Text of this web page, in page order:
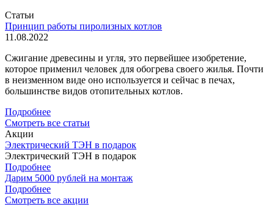
Статьи
Принцип работы пиролизных котлов
11.08.2022
Сжигание древесины и угля, это первейшее изобретение,
которое применил человек для обогрева своего жилья. Почти
в неизменном виде оно используется и сейчас в печах,
большинстве видов отопительных котлов.
Подробнее
Смотреть все статьи
Акции
Электрический ТЭН в подарок
Электрический ТЭН в подарок
Подробнее
Дарим 5000 рублей на монтаж
Подробнее
Смотреть все акции